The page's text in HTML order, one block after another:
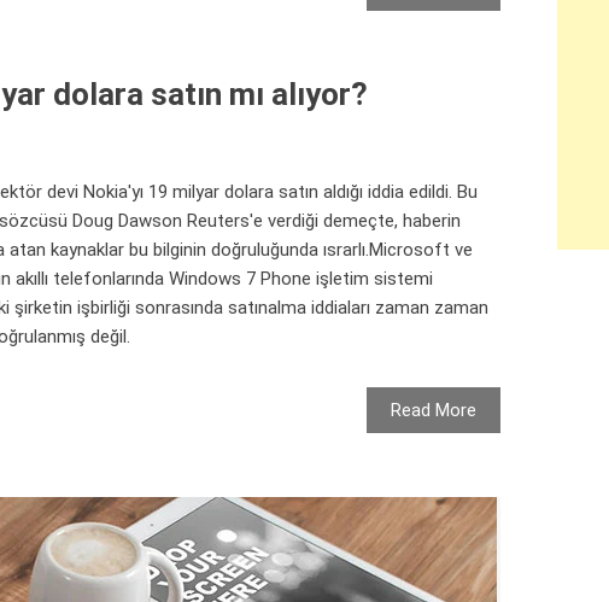
dolara satın mı alıyor?
devi Nokia'yı 19 milyar dolara satın aldığı iddia edildi. Bu
Doug Dawson Reuters'e verdiği demeçte, haberin
atan kaynaklar bu bilginin doğruluğunda ısrarlı.Microsoft ve
akıllı telefonlarında Windows 7 Phone işletim sistemi
şirketin işbirliği sonrasında satınalma iddiaları zaman zaman
değil.
Read More